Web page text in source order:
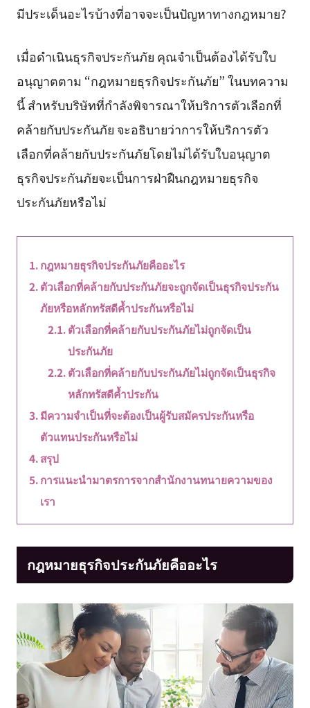
มีประเด็นอะไรบ้างที่อาจจะเป็นปัญหาทางกฎหมาย?
เมื่อดำเนินธุรกิจประกันภัย คุณจำเป็นต้องได้รับใบ
อนุญาตตาม “กฎหมายธุรกิจประกันภัย” ในบทความ
นี้ สำหรับบริษัทที่กำลังพิจารณาให้บริการตัวเลือกที่
คล้ายกับประกันภัย จะอธิบายว่าการให้บริการตัว
เลือกที่คล้ายกับประกันภัยโดยไม่ได้รับใบอนุญาต
ธุรกิจประกันภัยจะเป็นการฝ่าฝืนกฎหมายธุรกิจ
ประกันภัยหรือไม่
กฎหมายธุรกิจประกันภัยคืออะไร
ตัวเลือกที่คล้ายกับประกันภัยจะถูกจัดเป็นธุรกิจประกัน
ภัยหรือหลักทรัสดีค้ำประกันหรือไม่
ตัวเลือกที่คล้ายกับประกันภัยไม่ถูกจัดเป็น
ประกันภัย
ตัวเลือกที่คล้ายกับประกันภัยไม่ถูกจัดเป็นธุรกิจ
หลักทรัสดีค้ำประกัน
มีความจำเป็นที่จะต้องเป็นผู้รับสมัครประกันหรือ
ตัวแทนประกันหรือไม่
สรุป
การแนะนำมาตรการจากสำนักงานทนายความของ
เรา
กฎหมายธุรกิจประกันภัยคืออะไร